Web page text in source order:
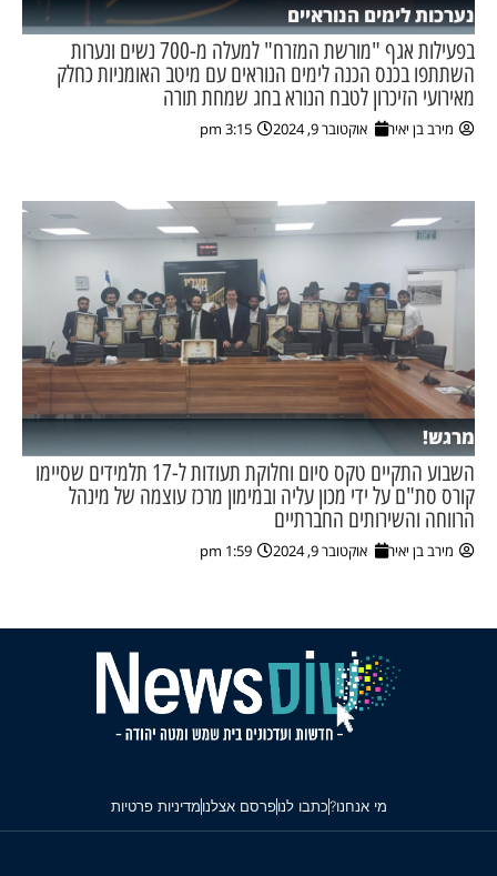
נערכות לימים הנוראיים
בפעילות אגף "מורשת המזרח" למעלה מ-700 נשים ונערות
השתתפו בכנס הכנה לימים הנוראים עם מיטב האומניות כחלק
מאירועי הזיכרון לטבח הנורא בחג שמחת תורה
מירב בן יאיר אוקטובר 9, 2024 3:15 pm
מרגש!
השבוע התקיים טקס סיום וחלוקת תעודות ל-17 תלמידים שסיימו
קורס סת"ם על ידי מכון עליה ובמימון מרכז עוצמה של מינהל
הרווחה והשירותים החברתיים
מירב בן יאיר אוקטובר 9, 2024 1:59 pm
מי אנחנו?כתבו לנופרסם אצלנומדיניות פרטיות